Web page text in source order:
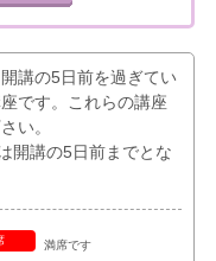
講の5日前を過ぎてい
です。これらの講座
い。
開講の5日前までとな
満席です